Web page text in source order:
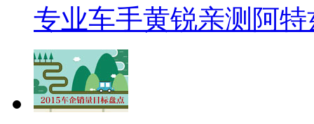
专业车手黄锐亲测阿特